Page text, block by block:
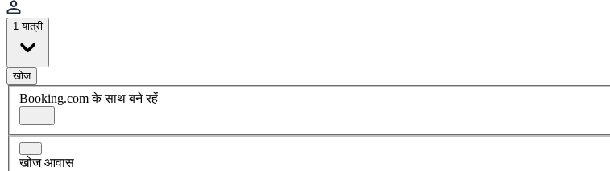
1 यात्री
खोज
Booking.com के साथ बने रहें
खोज आवास